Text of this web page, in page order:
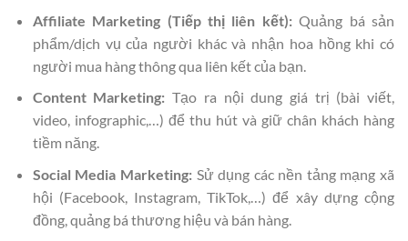
Affiliate Marketing (Tiếp thị liên kết):Quảng bá sản
phẩm/dịch vụ của người khác và nhận hoa hồng khi có
người mua hàng thông qua liên kết của bạn.
Content Marketing: Tạo ra nội dung giá trị (bài viết,
video, infographic,…) để thu hút và giữ chân khách hàng
tiềm năng.
Social Media Marketing:Sử dụng các nền tảng mạng xã
hội (Facebook, Instagram, TikTok,…) để xây dựng cộng
đồng, quảng bá thương hiệu và bán hàng.